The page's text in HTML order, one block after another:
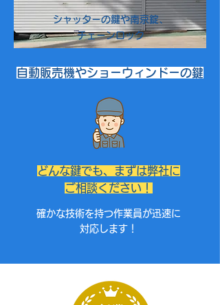
シャッターの鍵や南京錠、
チェーンロック
自動販売機やショーウィンドーの鍵
どんな鍵でも、まずは弊社に
ご相談ください！
確かな技術を持つ作業員が迅速に
対応します！